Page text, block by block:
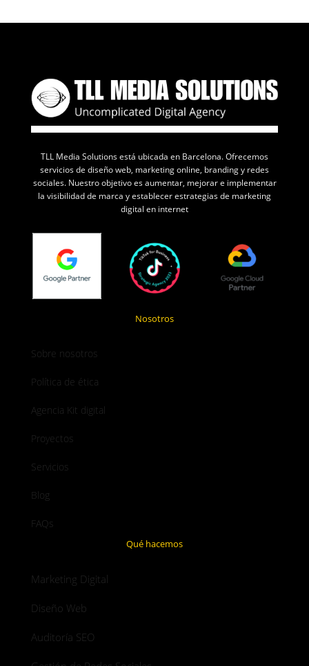
TLL Media Solutions está ubicada en Barcelona. Ofrecemos
servicios de diseño web, marketing online, branding y redes
sociales. Nuestro objetivo es aumentar, mejorar e implementar
la visibilidad de marca y establecer estrategias de marketing
digital en internet
Nosotros
Sobre nosotros
Política de ética
Agencia Kit digital
Proyectos
Servicios
Blog
FAQs
Qué hacemos
Marketing Digital
Diseño Web
Auditoría SEO